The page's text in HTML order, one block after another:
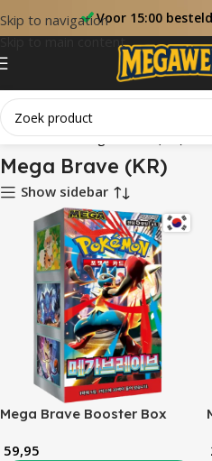
Skip to navigation
Skip to main content
Voor 15:00
Home Sets Mega Brave (KR)
Mega Brave (KR)
Show sidebar
Mega Brave Booster Box
59,95